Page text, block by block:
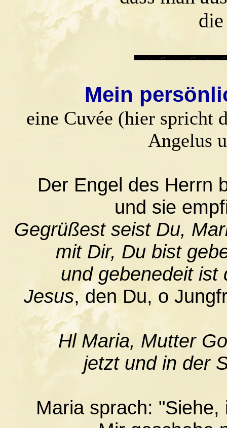
die
Mein
eine Cuvée (hier spricht
Angelus
Der Engel des Herrn
und sie
Gegrüßest seist Du,
mit Dir, Du bist
und gebenedeit ist
Jesus, den Du, o
Hl Maria, Mutter
jetzt und in der
Maria sprach: